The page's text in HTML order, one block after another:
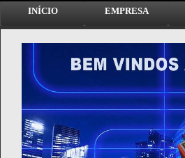
INÍCIO EMPRESA